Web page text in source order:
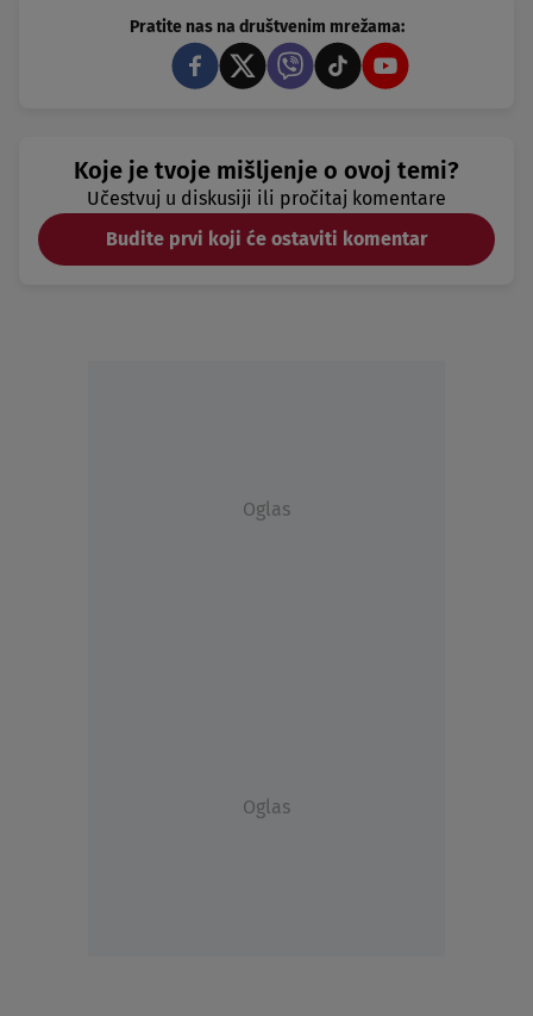
Pratite nas na društvenim mrežama:
Koje je tvoje mišljenje o ovoj temi?
Učestvuj u diskusiji ili pročitaj komentare
Budite prvi koji će ostaviti komentar
Oglas
Oglas